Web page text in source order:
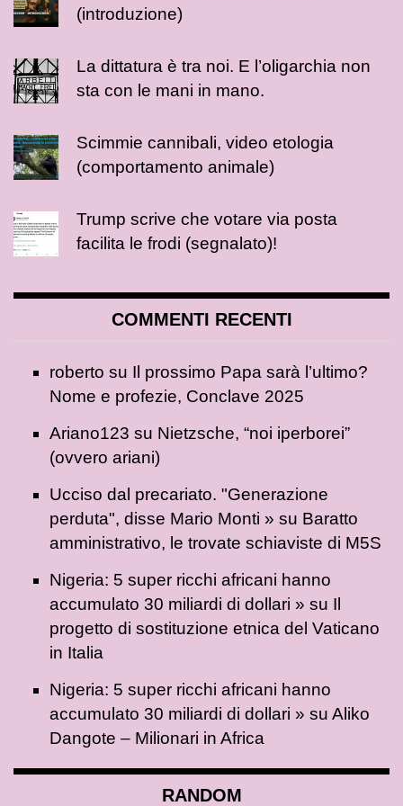
(introduzione)
La dittatura è tra noi. E l’oligarchia non
sta con le mani in mano.
Scimmie cannibali, video etologia
(comportamento animale)
Trump scrive che votare via posta
facilita le frodi (segnalato)!
COMMENTI RECENTI
roberto su Il prossimo Papa sarà l’ultimo?
Nome e profezie, Conclave 2025
Ariano123 su Nietzsche, “noi iperborei”
(ovvero ariani)
Ucciso dal precariato. "Generazione
perduta", disse Mario Monti » su Baratto
amministrativo, le trovate schiaviste di M5S
Nigeria: 5 super ricchi africani hanno
accumulato 30 miliardi di dollari » su Il
progetto di sostituzione etnica del Vaticano
in Italia
Nigeria: 5 super ricchi africani hanno
accumulato 30 miliardi di dollari » su Aliko
Dangote – Milionari in Africa
RANDOM